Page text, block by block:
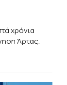
χρόνια
Άρτας.